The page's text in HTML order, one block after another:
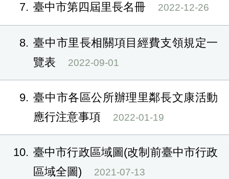
7 臺中市第四屆里長名冊 2022-12-26
8 臺中市里長相關項目經費支領規定一
覽表
2022-09-01
9 臺中市各區公所辦理里鄰長文康活動
應行注意事項
2022-01-19
10 臺中市行政區域圖(改制前臺中市行政
區域全圖)
2021-07-13